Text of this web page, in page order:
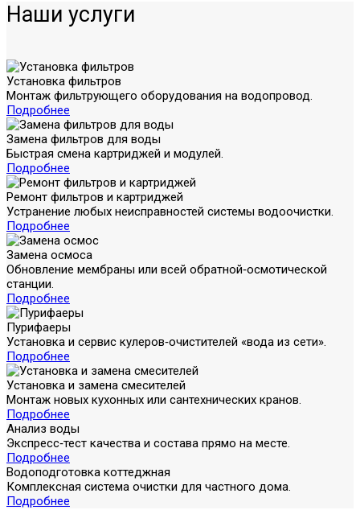
Наши услуги
Установка фильтров
Монтаж фильтрующего оборудования на водопровод.
Подробнее
Замена фильтров для воды
Быстрая смена картриджей и модулей.
Подробнее
Ремонт фильтров и картриджей
Устранение любых неисправностей системы водоочистки.
Подробнее
Замена осмоса
Обновление мембраны или всей обратной‑осмотической
станции.
Подробнее
Пурифаеры
Установка и сервис кулеров‑очистителей «вода из сети».
Подробнее
Установка и замена смесителей
Монтаж новых кухонных или сантехнических кранов.
Подробнее
Анализ воды
Экспресс‑тест качества и состава прямо на месте.
Подробнее
Водоподготовка коттеджная
Комплексная система очистки для частного дома.
Подробнее